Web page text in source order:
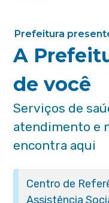
Prefeitura
A
de você
Serviços de
atendimento e
encontra aqui
Centro de
Assistência